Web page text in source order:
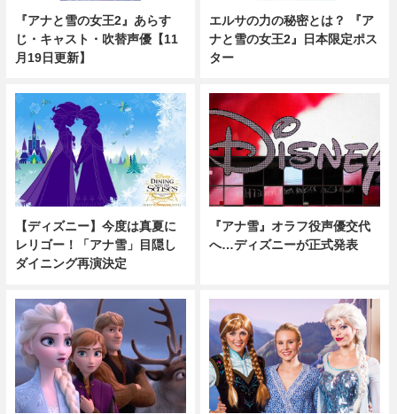
『アナと雪の女王2』あらす
じ・キャスト・吹替声優【11
月19日更新】
エルサの力の秘密とは？ 『ア
ナと雪の女王2』日本限定ポス
ター
【ディズニー】今度は真夏に
レリゴー！「アナ雪」目隠し
ダイニング再演決定
『アナ雪』オラフ役声優交代
へ…ディズニーが正式発表